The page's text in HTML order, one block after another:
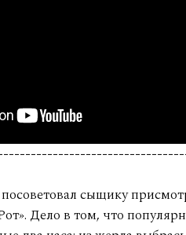
сыщику
Дело в том, что